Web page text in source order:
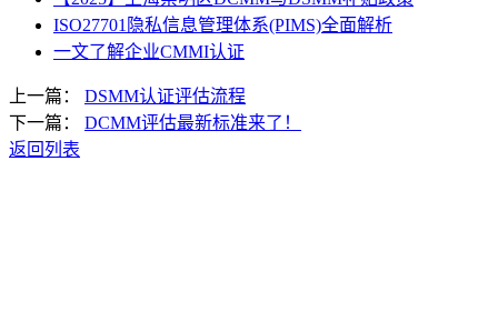
ISO27701隐私信息管理体系(PIMS)全面解析
一文了解企业CMMI认证
上一篇： DSMM认证评估流程
下一篇： DCMM评估最新标准来了！
返回列表